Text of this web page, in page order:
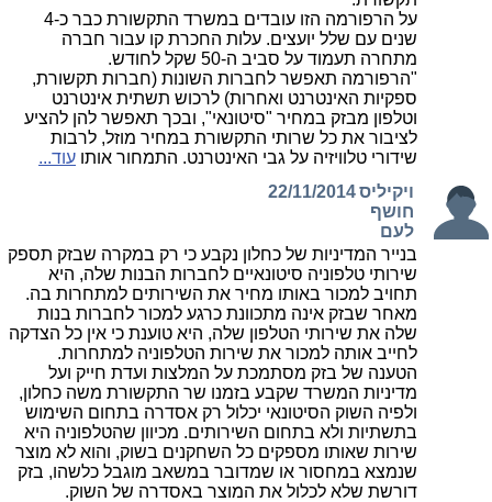
על הרפורמה הזו עובדים במשרד התקשורת כבר כ-4
שנים עם שלל יועצים. עלות החכרת קו עבור חברה
מתחרה תעמוד על סביב ה-50 שקל לחודש.
"הרפורמה תאפשר לחברות השונות (חברות תקשורת,
ספקיות האינטרנט ואחרות) לרכוש תשתית אינטרנט
וטלפון מבזק במחיר "סיטונאי", ובכך תאפשר להן להציע
לציבור את כל שרותי התקשורת במחיר מוזל, לרבות
שידורי טלוויזיה על גבי האינטרנט. התמחור אותו עוד...
ויקיליס
חושף
לעם
22/11/2014
בנייר המדיניות של כחלון נקבע כי רק במקרה שבזק תספק
שירותי טלפוניה סיטונאיים לחברות הבנות שלה, היא
תחויב למכור באותו מחיר את השירותים למתחרות בה.
מאחר שבזק אינה מתכוונת כרגע למכור לחברות בנות
שלה את שירותי הטלפון שלה, היא טוענת כי אין כל הצדקה
לחייב אותה למכור את שירות הטלפוניה למתחרות.
הטענה של בזק מסתמכת על המלצות ועדת חייק ועל
מדיניות המשרד שקבע בזמנו שר התקשורת משה כחלון,
ולפיה השוק הסיטונאי יכלול רק אסדרה בתחום השימוש
בתשתיות ולא בתחום השירותים. מכיוון שהטלפוניה היא
שירות שאותו מספקים כל השחקנים בשוק, והוא לא מוצר
שנמצא במחסור או שמדובר במשאב מוגבל כלשהו, בזק
דורשת שלא לכלול את המוצר באסדרה של השוק.